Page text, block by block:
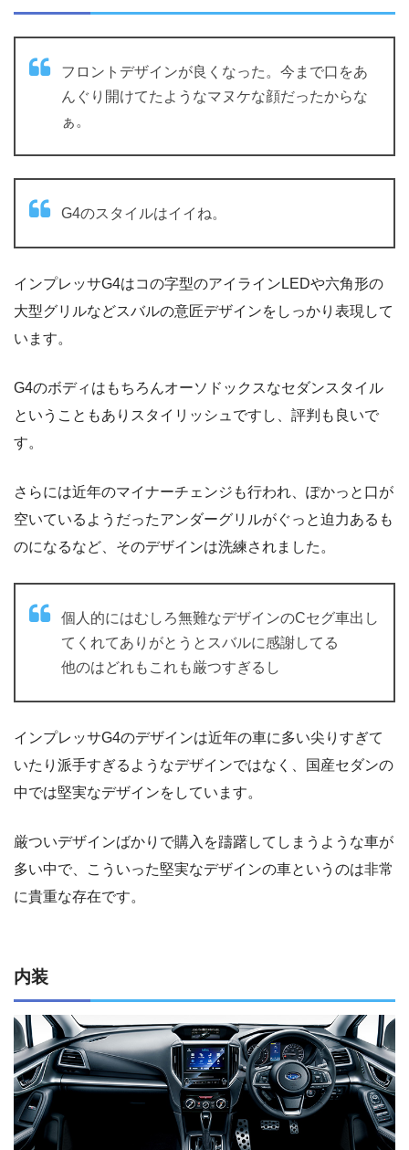
フロントデザインが良くなった。今まで口をあ
んぐり開けてたようなマヌケな顔だったからな
ぁ。
G4のスタイルはイイね。
インプレッサG4はコの字型のアイラインLEDや六角形の
大型グリルなどスバルの意匠デザインをしっかり表現して
います。
G4のボディはもちろんオーソドックスなセダンスタイル
ということもありスタイリッシュですし、評判も良いで
す。
さらには近年のマイナーチェンジも行われ、ぽかっと口が
空いているようだったアンダーグリルがぐっと迫力あるも
のになるなど、そのデザインは洗練されました。
個人的にはむしろ無難なデザインのCセグ車出し
てくれてありがとうとスバルに感謝してる
他のはどれもこれも厳つすぎるし
インプレッサG4のデザインは近年の車に多い尖りすぎて
いたり派手すぎるようなデザインではなく、国産セダンの
中では堅実なデザインをしています。
厳ついデザインばかりで購入を躊躇してしまうような車が
多い中で、こういった堅実なデザインの車というのは非常
に貴重な存在です。
内装